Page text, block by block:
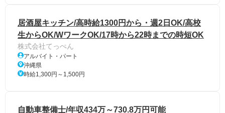
居酒屋キッチン/高時給1300円から・週2日OK/高校
生からOK/WワークOK/17時から22時までの時短OK
株式会社てっぺん
アルバイト・パート
沖縄県
時給1,300円～1,500円
自動車整備士/年収434万～730.8万円可能